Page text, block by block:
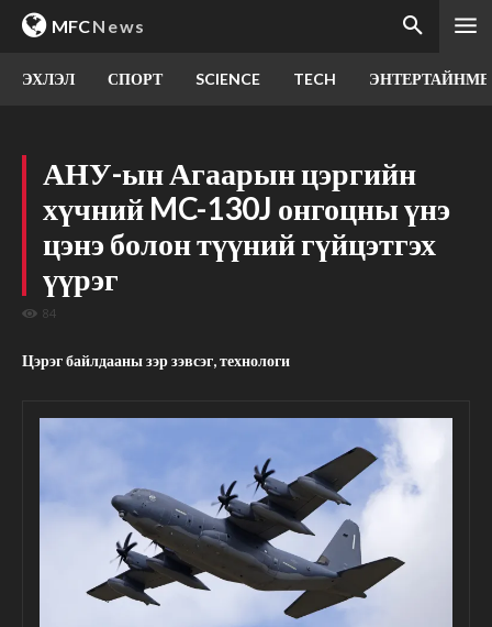
MFCNews
ЭХЛЭЛ СПОРТ SCIENCE TECH
АНУ-ын Агаарын цэргийн
хүчний MC-130J онгоцны үнэ
цэнэ болон түүний гүйцэтгэх
үүрэг
84
Цэрэг байлдааны зэр зэвсэг, технологи